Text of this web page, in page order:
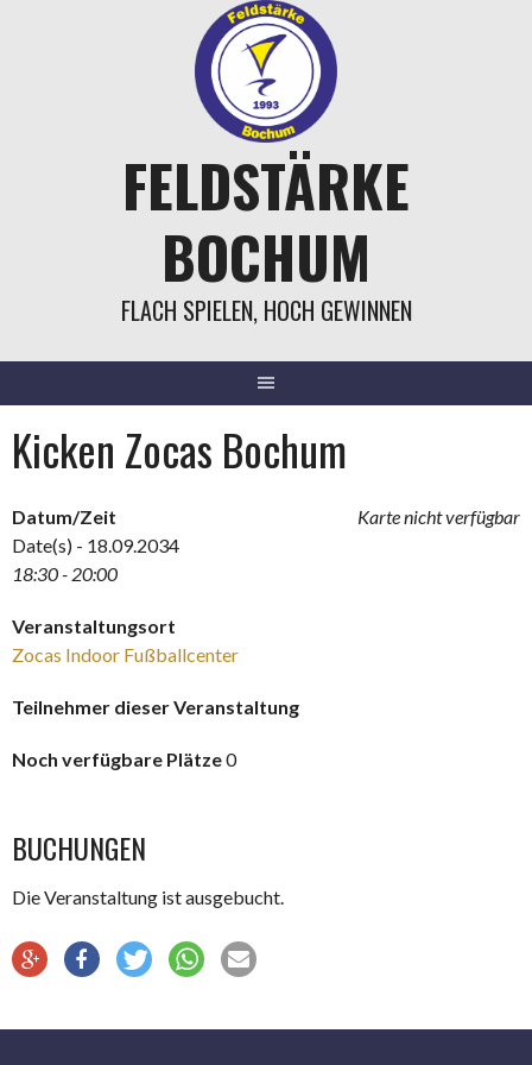
FELDSTÄRKE
BOCHUM
FLACH SPIELEN, HOCH GEWINNEN
Kicken Zocas Bochum
Karte nicht verfügbar
Datum/Zeit
Date(s) - 18.09.2034
18:30 - 20:00
Veranstaltungsort
Zocas Indoor Fußballcenter
Teilnehmer dieser Veranstaltung
Noch verfügbare Plätze0
BUCHUNGEN
Die Veranstaltung ist ausgebucht.